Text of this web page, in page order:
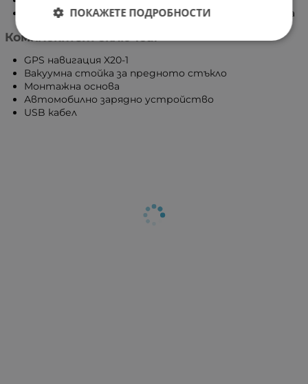
Подходяща за различни видове превозни средства
Комплектът включва:
GPS навигация X20-1
Вакуумна стойка за предното стъкло
Монтажна основа
Автомобилно зарядно устройство
USB кабел
ПОКАЖЕТЕ ПОДРОБНОСТИ